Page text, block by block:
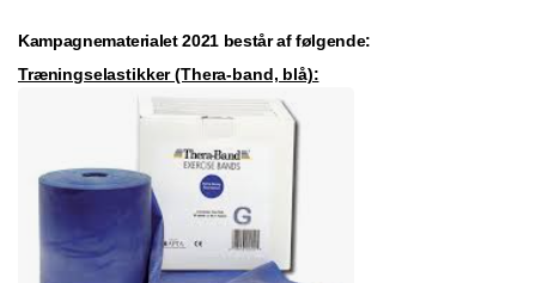
Kampagnematerialet 2021 består af følgende:
Træningselastikker (Thera-band, blå):